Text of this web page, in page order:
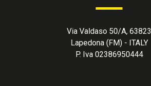
Via Valdaso 50/A, 63823
Lapedona (FM) - ITALY
P. Iva 02386950444